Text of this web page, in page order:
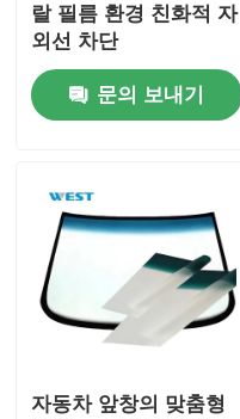
랄 필름 환경 친화적 자
외선 차단
문의 보내기
자동차 앞창의 맞춤형